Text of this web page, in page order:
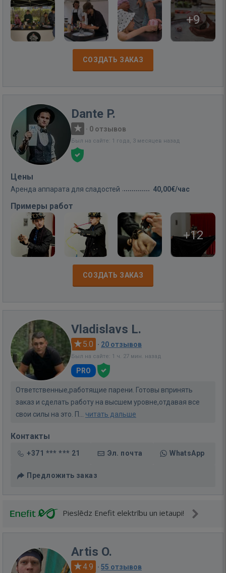
+9
СОЗДАТЬ ЗАКАЗ
Dante P.
· 0 отзывов
Был на сайте: 1 года, 3 месяцев назад
Цены
Аренда аппарата для сладостей 40,00€/час
Примеры работ
+12
СОЗДАТЬ ЗАКАЗ
Vladislavs L.
5.0 · 20 отзывов
Был на сайте: 1 ч. 27 мин. назад
PRO
Ответственные,работящие парени. Готовы впринять
заказ и сделать работу на высшем уровне,отдавая все
свои силы на это. П... читать дальше
Контакты
+371 *** *** 21 Эл. почта WhatsApp
Предложить заказ
Pieslēdz Enefit elektrību un ietaupi!
Artis O.
4.9 · 55 отзывов